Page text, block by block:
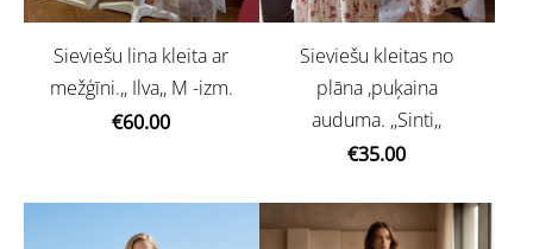
Sieviešu lina kleita ar
mežģīni.,, Ilva,, M -izm.
€60.00
Sieviešu kleitas no
plāna ,puķaina
auduma. ,,Sinti,,
€35.00